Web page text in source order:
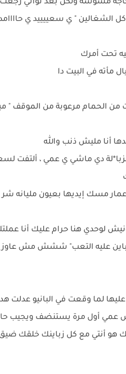
مشوشة ولكن بعد ثواني رجعت
" ي سعييييد ي حاااامد
تحت أمرك
مأته في البيت دا
الحمام مرعوبة من الموقف "
أنا مليش ذنب والله
دي ماشي ي عمي ، ألتفت
مسك إيديها بعيون مليانه شر
لوحدي هنا حرام عليك أنا
باين عليه التعب" ششش مش
لما وقعت في البانيو عدلت
عمي أول مرة يستنضف ويجيب
هو أنتي مع كل زباينك خلقك